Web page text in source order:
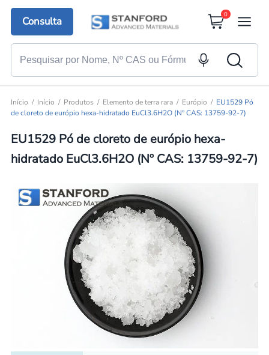
Consulta
0
Início Início Produtos Elemento de terra rara Európio
EU1529 Pó
de cloreto de európio hexa-hidratado EuCl3.6H2O (Nº CAS: 13759-92-7)
EU1529 Pó de cloreto de európio hexa-
hidratado EuCl3.6H2O (Nº CAS: 13759-92-7)